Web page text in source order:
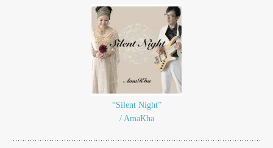
“Silent Night”
/ AmaKha